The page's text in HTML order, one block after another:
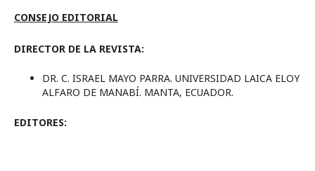
CONSEJO EDITORIAL
DIRECTOR DE LA REVISTA:
DR. C. ISRAEL MAYO PARRA. UNIVERSIDAD LAICA ELOY
ALFARO DE MANABÍ. MANTA, ECUADOR.
EDITORES: